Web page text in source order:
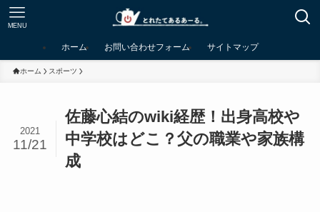
MENU
ホーム お問い合わせフォーム サイトマップ
ホーム スポーツ
佐藤心結のwiki経歴！出身高校や
中学校はどこ？父の職業や家族構
成
2021
11/21